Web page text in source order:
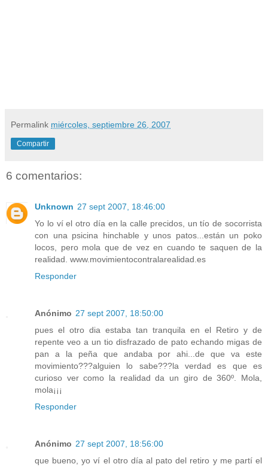
Permalink miércoles, septiembre 26, 2007
Compartir
6 comentarios:
Unknown 27 sept 2007, 18:46:00
Yo lo ví el otro día en la calle precidos, un tío de socorrista
con una psicina hinchable y unos patos...están un poko
locos, pero mola que de vez en cuando te saquen de la
realidad. www.movimientocontralarealidad.es
Responder
Anónimo 27 sept 2007, 18:50:00
pues el otro dia estaba tan tranquila en el Retiro y de
repente veo a un tio disfrazado de pato echando migas de
pan a la peña que andaba por ahi...de que va este
movimiento???alguien lo sabe???la verdad es que es
curioso ver como la realidad da un giro de 360º. Mola,
mola¡¡¡
Responder
Anónimo 27 sept 2007, 18:56:00
que bueno, yo ví el otro día al pato del retiro y me partí el